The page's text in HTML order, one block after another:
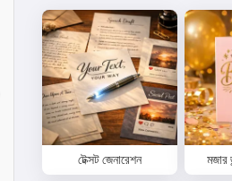
টেক্সট জেনারেশন মজার